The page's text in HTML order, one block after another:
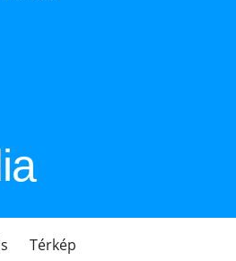
Térkép